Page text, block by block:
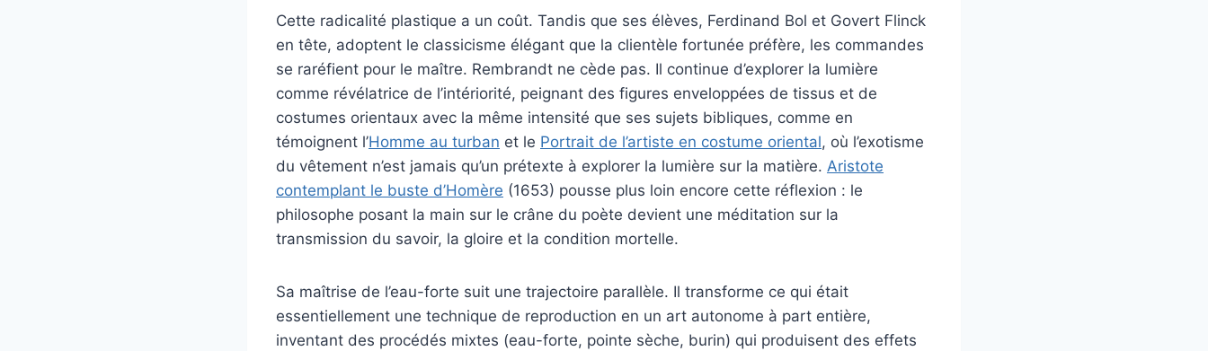
Cette radicalité plastique a un coût. Tandis que ses élèves, Ferdinand Bol et Govert Flinck
en tête, adoptent le classicisme élégant que la clientèle fortunée préfère, les commandes
se raréfient pour le maître. Rembrandt ne cède pas. Il continue d’explorer la lumière
comme révélatrice de l’intériorité, peignant des figures enveloppées de tissus et de
costumes orientaux avec la même intensité que ses sujets bibliques, comme en
témoignent l’Homme au turban et le Portrait de l’artiste en costume oriental, où l’exotisme
du vêtement n’est jamais qu’un prétexte à explorer la lumière sur la matière. Aristote
contemplant le buste d’Homère (1653) pousse plus loin encore cette réflexion : le
philosophe posant la main sur le crâne du poète devient une méditation sur la
transmission du savoir, la gloire et la condition mortelle.
Sa maîtrise de l’eau-forte suit une trajectoire parallèle. Il transforme ce qui était
essentiellement une technique de reproduction en un art autonome à part entière,
inventant des procédés mixtes (eau-forte, pointe sèche, burin) qui produisent des effets